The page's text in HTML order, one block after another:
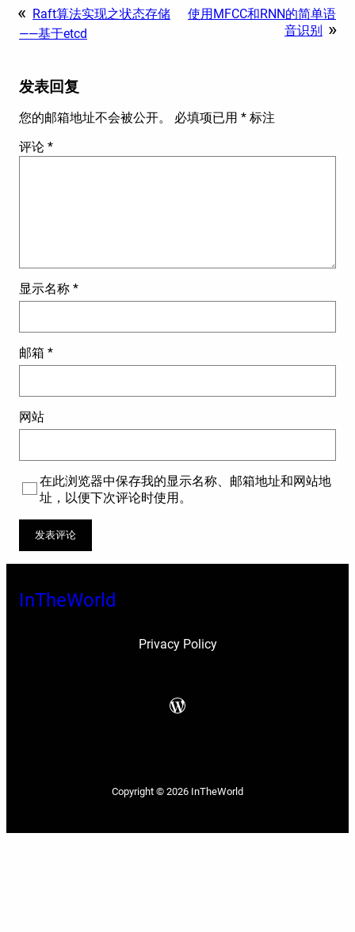
« Raft算法实现之状态存储
——基于etcd
使用MFCC和RNN的简单语
音识别
»
发表回复
您的邮箱地址不会被公开。 必填项已用 * 标注
评论 *
显示名称 *
邮箱 *
网站
在此浏览器中保存我的显示名称、邮箱地址和网站地
址，以便下次评论时使用。
InTheWorld
Privacy Policy
WordPress
Copyright © 2026 InTheWorld